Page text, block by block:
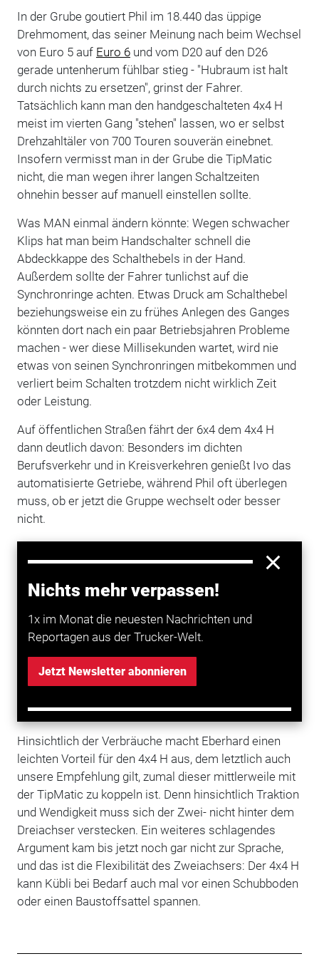
Nichts mehr verpassen!
1x im Monat die neuesten Nachrichten und
Reportagen aus der Trucker-Welt.
Jetzt Newsletter abonnieren
In der Grube goutiert Phil im 18.440 das üppige
Drehmoment, das seiner Meinung nach beim Wechsel
von Euro 5 auf Euro 6und vom D20 auf den D26
gerade untenherum fühlbar stieg - "Hubraum ist halt
durch nichts zu ersetzen", grinst der Fahrer.
Tatsächlich kann man den handgeschalteten 4x4 H
meist im vierten Gang "stehen" lassen, wo er selbst
Drehzahltäler von 700 Touren souverän einebnet.
Insofern vermisst man in der Grube die TipMatic
nicht, die man wegen ihrer langen Schaltzeiten
ohnehin besser auf manuell einstellen sollte.
Was MAN einmal ändern könnte: Wegen schwacher
Klips hat man beim Handschalter schnell die
Abdeckkappe des Schalthebels in der Hand.
Außerdem sollte der Fahrer tunlichst auf die
Synchronringe achten. Etwas Druck am Schalthebel
beziehungsweise ein zu frühes Anlegen des Ganges
könnten dort nach ein paar Betriebsjahren Probleme
machen - wer diese Millisekunden wartet, wird nie
etwas von seinen Synchronringen mitbekommen und
verliert beim Schalten trotzdem nicht wirklich Zeit
oder Leistung.
Auf öffentlichen Straßen fährt der 6x4 dem 4x4 H
dann deutlich davon: Besonders im dichten
Berufsverkehr und in Kreisverkehren genießt Ivo das
automatisierte Getriebe, während Phil oft überlegen
muss, ob er jetzt die Gruppe wechselt oder besser
nicht.
MIT DER AUTOMATIK NOCH EIN PAAR
KILO SPAREN
"Dass es den HydroDrive bisher nur handgeschaltet
Kübli, Leiter der Fahrzeuglogistik bei Eberhard. Zumal
Eberhard seinen Baustellenfuhrpark sehr zügig auf
automatisierte Schaltgetriebe umgestellt hat, deren
Vorteile die Fahrer im Alltag bald zu schätzen
paar Kilo Gewicht.
Hinsichtlich der Verbräuche macht Eberhard einen
leichten Vorteil für den 4x4 H aus, dem letztlich auch
unsere Empfehlung gilt, zumal dieser mittlerweile mit
der TipMatic zu koppeln ist. Denn hinsichtlich Traktion
und Wendigkeit muss sich der Zwei- nicht hinter dem
Dreiachser verstecken. Ein weiteres schlagendes
Argument kam bis jetzt noch gar nicht zur Sprache,
und das ist die Flexibilität des Zweiachsers: Der 4x4 H
kann Kübli bei Bedarf auch mal vor einen Schubboden
oder einen Baustoffsattel spannen.